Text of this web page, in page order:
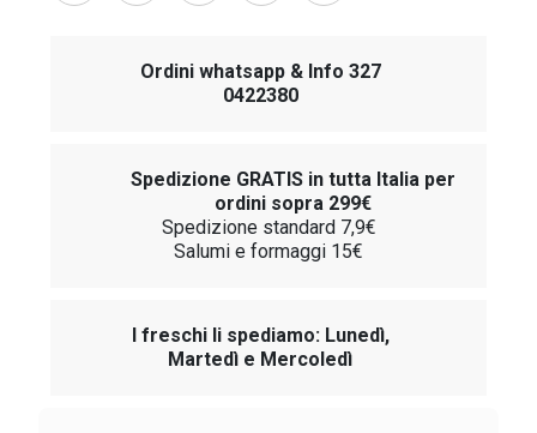
Ordini whatsapp & Info 327
0422380
Spedizione GRATIS in tutta Italia per
ordini sopra 299€
Spedizione standard 7,9€
Salumi e formaggi 15€
I freschi li spediamo: Lunedì,
Martedì e Mercoledì